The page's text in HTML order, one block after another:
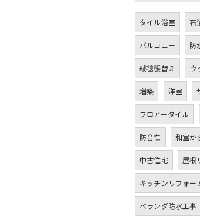
タイル浴室 石
バルコニー 防
絨毯張替え ウ
増築 洋室
フロアータイル
防音性 和室か
中古住宅 屋根
キッチンリフォー
ベランダ防水工事